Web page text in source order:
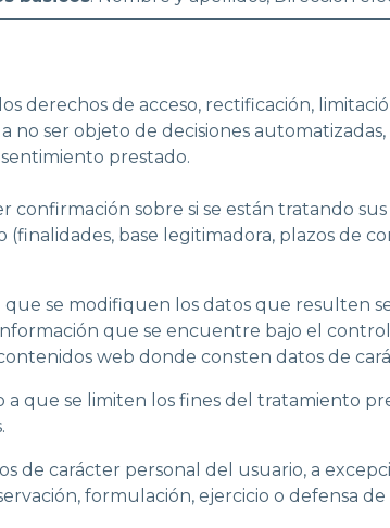
derechos de acceso, rectificación,
ser objeto de decisiones
prestado.
confirmación sobre si se están tratando
base legitimadora, plazos de
se modifiquen los datos que resulten
que se encuentre bajo el
web donde consten datos de
a que se limiten los fines del tratamiento
de carácter personal del usuario, a
formulación, ejercicio o defensa de